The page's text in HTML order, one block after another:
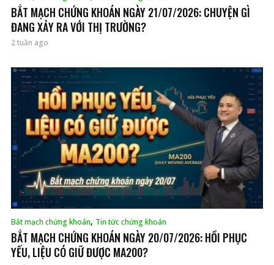
BẮT MẠCH CHỨNG KHOÁN NGÀY 21/07/2026: CHUYỆN GÌ
ĐANG XẢY RA VỚI THỊ TRƯỜNG?
2 tuần ago
Bắt mạch chứng khoán, Tin tức chứng khoán
BẮT MẠCH CHỨNG KHOÁN NGÀY 20/07/2026: HỒI PHỤC
YẾU, LIỆU CÓ GIỮ ĐƯỢC MA200?